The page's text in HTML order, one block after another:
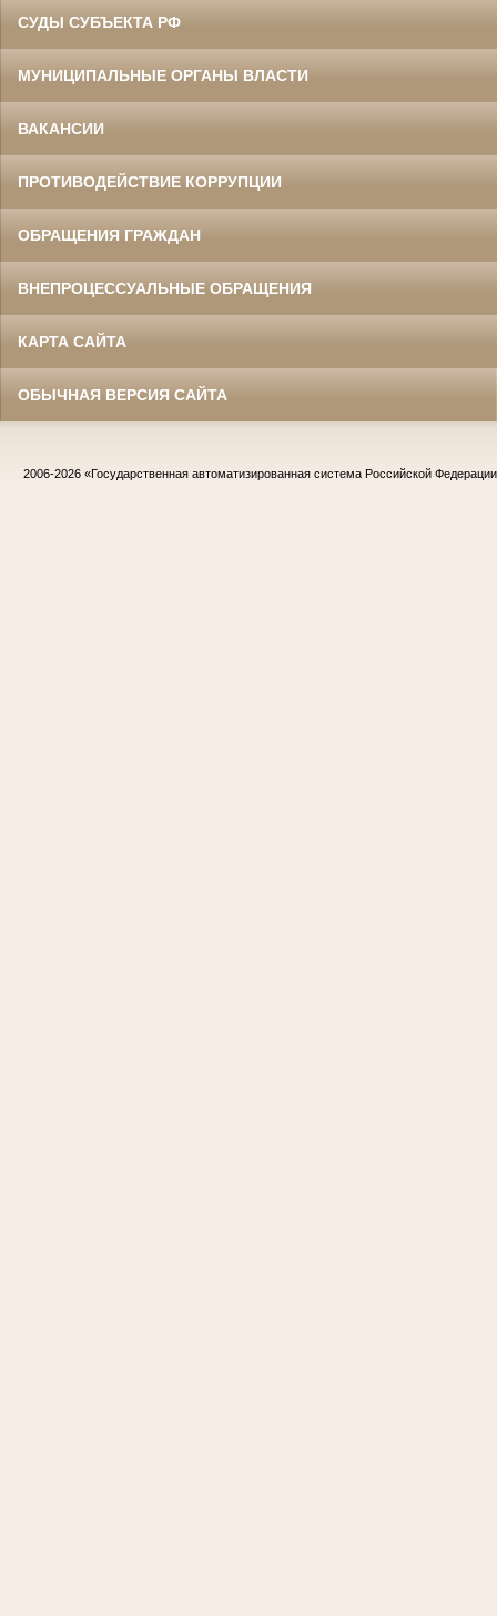
СУДЫ СУБЪЕКТА РФ
МУНИЦИПАЛЬНЫЕ ОРГАНЫ ВЛАСТИ
ВАКАНСИИ
ПРОТИВОДЕЙСТВИЕ КОРРУПЦИИ
ОБРАЩЕНИЯ ГРАЖДАН
ВНЕПРОЦЕССУАЛЬНЫЕ ОБРАЩЕНИЯ
КАРТА САЙТА
ОБЫЧНАЯ ВЕРСИЯ САЙТА
2006-2026 «Государственная автоматизированная система Российской